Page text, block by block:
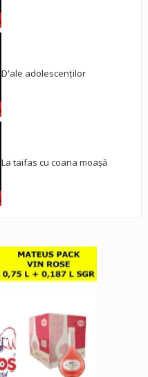
D'ale adolescenților
La taifas cu coana moașă